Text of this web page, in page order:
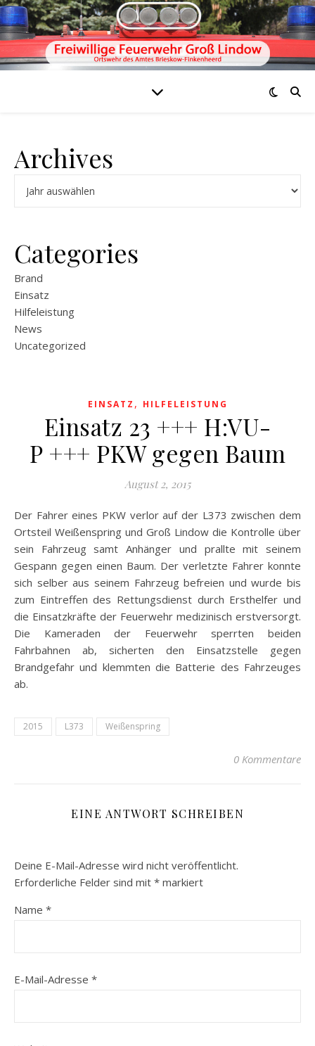
Archives
Categories
Brand
Einsatz
Hilfeleistung
News
Uncategorized
EINSATZ , HILFELEISTUNG
Einsatz 23 +++ H:VU-
P +++ PKW gegen Baum
August 2, 2015
Der Fahrer eines PKW verlor auf der L373 zwischen dem
Ortsteil Weißenspring und Groß Lindow die Kontrolle über
sein Fahrzeug samt Anhänger und prallte mit seinem
Gespann gegen einen Baum. Der verletzte Fahrer konnte
sich selber aus seinem Fahrzeug befreien und wurde bis
zum Eintreffen des Rettungsdienst durch Ersthelfer und
die Einsatzkräfte der Feuerwehr medizinisch erstversorgt.
Die Kameraden der Feuerwehr sperrten beiden
Fahrbahnen ab, sicherten den Einsatzstelle gegen
Brandgefahr und klemmten die Batterie des Fahrzeuges
ab.
2015 L373 Weißenspring
0 Kommentare
EINE ANTWORT SCHREIBEN
Deine E-Mail-Adresse wird nicht veröffentlicht.
Erforderliche Felder sind mit * markiert
Name *
E-Mail-Adresse *